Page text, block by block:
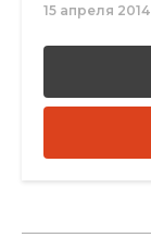
15 апреля 2014